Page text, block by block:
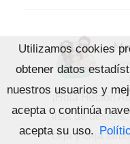
¡Hola Héctor!
lista de deseos,
ceja y ceja
Utilizamos cookies
obtener datos
nuestros usuarios y
acepta o continúa
acepta su uso.